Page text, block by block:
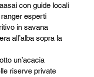
con guide locali
esperti
in savana
all’alba sopra la
un’acacia
riserve private